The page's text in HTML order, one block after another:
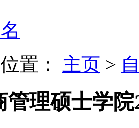
置：
主页 >
管理硕士学